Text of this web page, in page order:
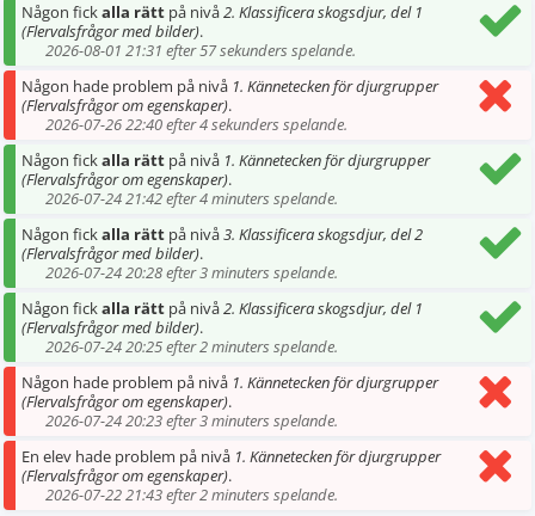
Någon fickalla rätt på nivå2. Klassificera skogsdjur, del 1
(Flervalsfrågor med bilder).
2026-08-01 21:31 efter 57 sekunders spelande.
Någon hade problem på nivå 1. Kännetecken för djurgrupper
(Flervalsfrågor om egenskaper).
2026-07-26 22:40 efter 4 sekunders spelande.
Någon fickalla rätt på nivå 1. Kännetecken för djurgrupper
(Flervalsfrågor om egenskaper).
2026-07-24 21:42 efter 4 minuters spelande.
Någon fickalla rätt på nivå3. Klassificera skogsdjur, del 2
(Flervalsfrågor med bilder).
2026-07-24 20:28 efter 3 minuters spelande.
Någon fickalla rätt på nivå2. Klassificera skogsdjur, del 1
(Flervalsfrågor med bilder).
2026-07-24 20:25 efter 2 minuters spelande.
Någon hade problem på nivå 1. Kännetecken för djurgrupper
(Flervalsfrågor om egenskaper).
2026-07-24 20:23 efter 3 minuters spelande.
En elev hade problem på nivå 1. Kännetecken för djurgrupper
(Flervalsfrågor om egenskaper).
2026-07-22 21:43 efter 2 minuters spelande.